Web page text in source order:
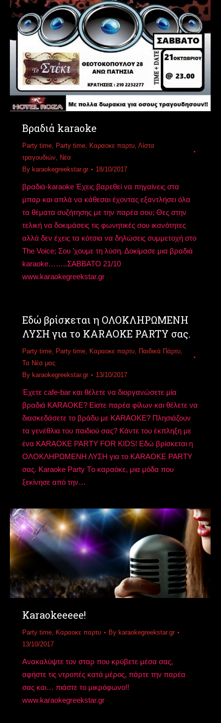
Βραδιά karaoke
Party time Party time Καραοκε παρτυ Λίστα
τραγουδιών
Νέα
By karaokegreekstar.gr 18/10/2017
βραδιά-karaoke Έχεις βαρεθεί να πηγαίνεις στα
μπαρ και απλά να κάθεσαι έχοντας εξαντλήσει όλα
τα θέματα συζήτησης με την παρέα σου; Θες στην
τελική να δοκιμάσεις τις φωνητικές σου ικανότητες
αλλά δεν έχεις τα κότσια να δηλώσεις συμμετοχή στο
The Voice; Σου ’χουμε τη λύση. Δοκίμασε μια βραδιά
karaoke……..ΣΑΒΒΑΤΟ 21/10
www.karaokegreekstar.gr
Εδώ βρίσκεται η ΟΛΟΚΛΗΡΩΜΕΝΗ
ΛΥΣΗ για το KARAOKE PARTY σας.
Party time, Party time, Καραοκε παρτυ, Παιδικά Πάρτυ,
Τα Νέα μας
By karaokegreekstar.gr 13/10/2017
Έχετε cafe-bar και θέλετε να διοργανώσετε μία
βραδιά KARAOKE? Είστε παρέα φίλων και θέλετε να
διασκεδάσετε το βράδυ με KARAOKE? Πλησιάζουν
τα γενέθλια του παιδιού σας? Κάντε του έκπληξη με
ένα KARAOKE PARTY FOR KIDS! Εδώ βρίσκεται η
ΟΛΟΚΛΗΡΩΜΕΝΗ ΛΥΣΗ για το KARAOKE PARTY
σας. Karaoke Party Tο καραόκε, μια μόδα που
ξεκίνησε από την…
Karaokeeeee!
Party time, Καραοκε παρτυ By karaokegreekstar.gr
13/10/2017
Ανακαλύψτε τον σταρ που κρύβετε μέσα σας,
αφήστε τις ντροπές κατά μέρος, πάρτε την παρέα
σας και… πιάστε το μικρόφωνο!!
www.karaokegreekstar.gr